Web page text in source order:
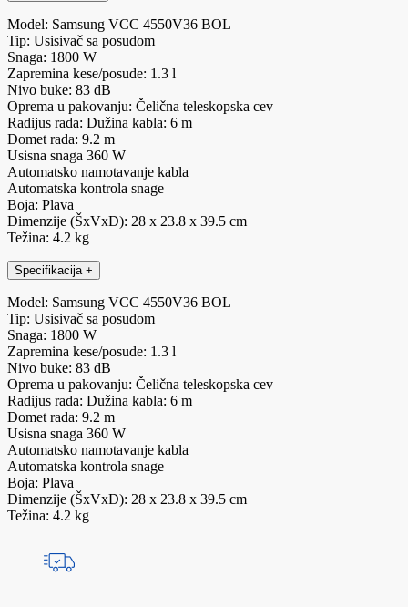
Model: Samsung VCC 4550V36 BOL
Tip: Usisivač sa posudom
Snaga: 1800 W
Zapremina kese/posude: 1.3 l
Nivo buke: 83 dB
Oprema u pakovanju: Čelična teleskopska cev
Radijus rada: Dužina kabla: 6 m
Domet rada: 9.2 m
Usisna snaga 360 W
Automatsko namotavanje kabla
Automatska kontrola snage
Boja: Plava
Dimenzije (ŠxVxD): 28 x 23.8 x 39.5 cm
Težina: 4.2 kg
Specifikacija +
Model: Samsung VCC 4550V36 BOL
Tip: Usisivač sa posudom
Snaga: 1800 W
Zapremina kese/posude: 1.3 l
Nivo buke: 83 dB
Oprema u pakovanju: Čelična teleskopska cev
Radijus rada: Dužina kabla: 6 m
Domet rada: 9.2 m
Usisna snaga 360 W
Automatsko namotavanje kabla
Automatska kontrola snage
Boja: Plava
Dimenzije (ŠxVxD): 28 x 23.8 x 39.5 cm
Težina: 4.2 kg